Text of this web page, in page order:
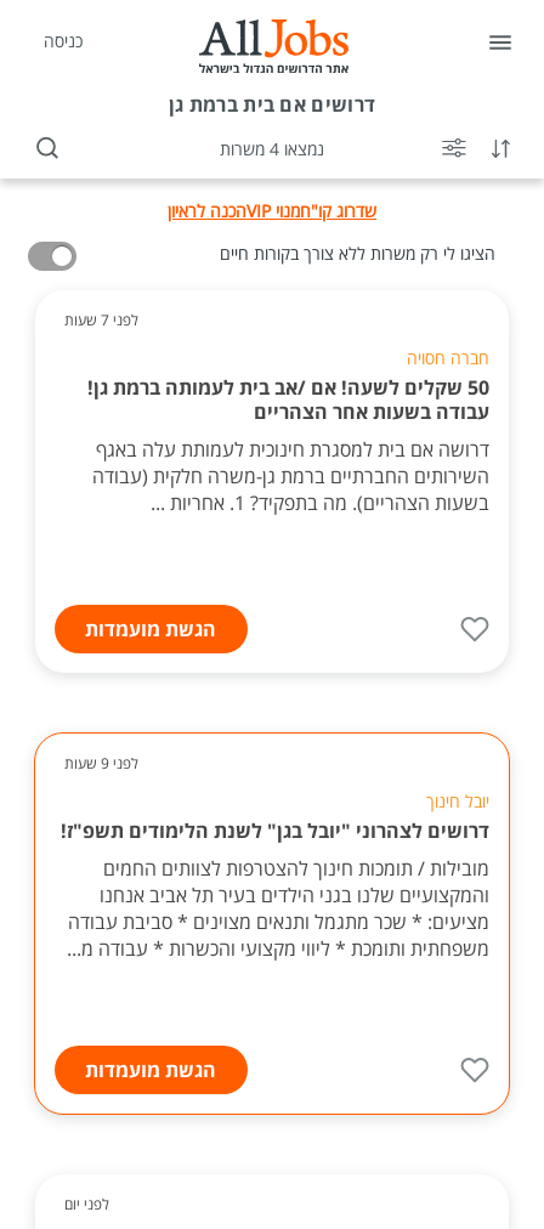
כניסה
דרושים אם בית ברמת גן
נמצאו 4 משרות
שדרוג קו"חמנוי VIP
הכנה לראיון
הציגו לי רק משרות ללא צורך בקורות חיים
לפני 7 שעות
חברה חסויה
50 שקלים לשעה! אם /אב בית לעמותה ברמת גן!
עבודה בשעות אחר הצהריים
דרושה אם בית למסגרת חינוכית לעמותת עלה באגף
השירותים החברתיים ברמת גן-משרה חלקית (עבודה
בשעות הצהריים). מה בתפקיד? 1. אחריות ...
הגשת מועמדות
לפני 9 שעות
יובל חינוך
דרושים לצהרוני "יובל בגן" לשנת הלימודים תשפ"ז!
מובילות / תומכות חינוך להצטרפות לצוותים החמים
והמקצועיים שלנו בגני הילדים בעיר תל אביב אנחנו
מציעים: * שכר מתגמל ותנאים מצוינים * סביבת עבודה
משפחתית ותומכת * ליווי מקצועי והכשרות * עבודה מ...
הגשת מועמדות
לפני יום